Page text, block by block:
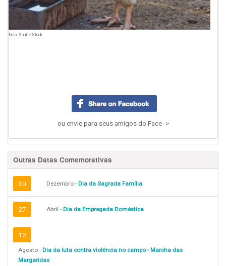
Foto: ShutterStock
ou envie para seus amigos do Face ->
Outras Datas Comemorativas
30 Dezembro - Dia da Sagrada Família
27 Abril - Dia da Empregada Doméstica
12
Agosto - Dia da luta contra violência no campo - Marcha das
Margaridas